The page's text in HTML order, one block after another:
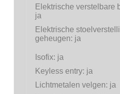
Elektrische verstelbare
ja
Elektrische
geheugen: ja
Isofix: ja
Keyless entry: ja
Lichtmetalen velgen: ja